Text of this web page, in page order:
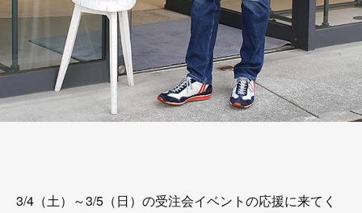
3/4（土）～3/5（日）の受注会イベントの応援に来てく